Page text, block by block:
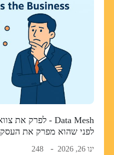
לפני שהוא מפרק את העסק
ינו 26, 2026 248